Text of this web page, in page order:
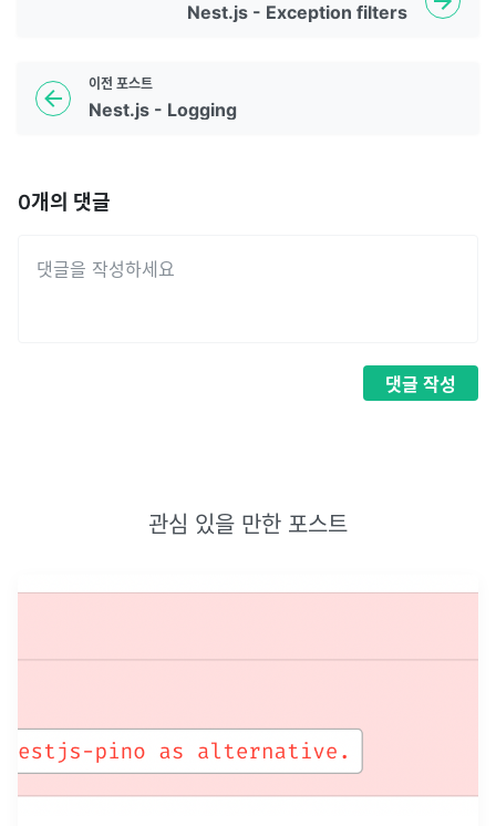
이전 포스트
Nest.js - Logging
Nest.js - Exception filters
0개의 댓글
댓글 작성
관심 있을 만한 포스트